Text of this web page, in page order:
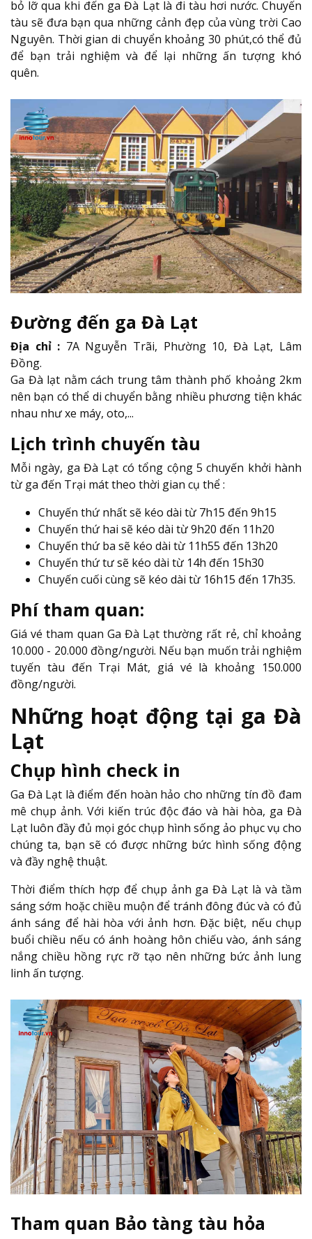
bỏ lỡ qua khi đến ga Đà Lạt là đi tàu hơi nước. Chuyến
tàu sẽ đưa bạn qua những cảnh đẹp của vùng trời Cao
Nguyên. Thời gian di chuyển khoảng 30 phút,có thể đủ
để bạn trải nghiệm và để lại những ấn tượng khó
quên.
Đường đến ga Đà Lạt
Địa chỉ : 7A Nguyễn Trãi, Phường 10, Đà Lạt, Lâm
Đồng.
Ga Đà lạt nằm cách trung tâm thành phố khoảng 2km
nên bạn có thể di chuyển bằng nhiều phương tiện khác
nhau như xe máy, oto,...
Lịch trình chuyến tàu
Mỗi ngày, ga Đà Lạt có tổng cộng 5 chuyến khởi hành
từ ga đến Trại mát theo thời gian cụ thể :
Chuyến thứ nhất sẽ kéo dài từ 7h15 đến 9h15
Chuyến thứ hai sẽ kéo dài từ 9h20 đến 11h20
Chuyến thứ ba sẽ kéo dài từ 11h55 đến 13h20
Chuyến thứ tư sẽ kéo dài từ 14h đến 15h30
Chuyến cuối cùng sẽ kéo dài từ 16h15 đến 17h35.
Phí tham quan:
Giá vé tham quan Ga Đà Lạt thường rất rẻ, chỉ khoảng
10.000 - 20.000 đồng/người. Nếu bạn muốn trải nghiệm
tuyến tàu đến Trại Mát, giá vé là khoảng 150.000
đồng/người.
Những hoạt động tại ga Đà
Lạt
Chụp hình check in
Ga Đà Lạt là điểm đến hoàn hảo cho những tín đồ đam
mê chụp ảnh. Với kiến trúc độc đáo và hài hòa, ga Đà
Lạt luôn đầy đủ mọi góc chụp hình sống ảo phục vụ cho
chúng ta, bạn sẽ có được những bức hình sống động
và đầy nghệ thuật.
Thời điểm thích hợp để chụp ảnh ga Đà Lạt là và tầm
sáng sớm hoặc chiều muộn để tránh đông đúc và có đủ
ánh sáng để hài hòa với ảnh hơn. Đặc biệt, nếu chụp
buổi chiều nếu có ánh hoàng hôn chiếu vào, ánh sáng
nắng chiều hồng rực rỡ tạo nên những bức ảnh lung
linh ấn tượng.
Tham quan Bảo tàng tàu hỏa